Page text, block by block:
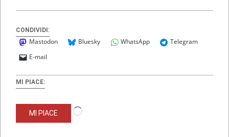
CONDIVIDI:
Mastodon Bluesky WhatsApp
Telegram
E-mail
MI PIACE:
MI PIACE